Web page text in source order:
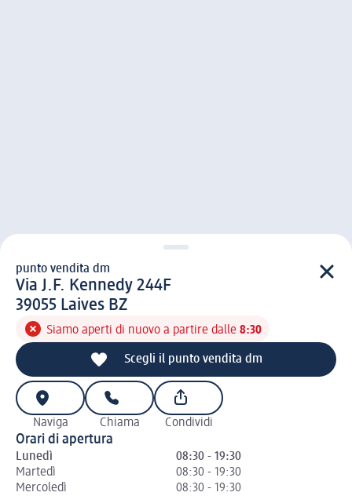
punto vendita d m
punto vendita dm
Via J.F. Kennedy 244F
3 9 0 5 5
39055 Laives BZ
Siamo aperti di nuovo a partire dalle 8:30
Scegli il punto vendita dm
Naviga Chiama Condividi
Orari di apertura
Lunedì
08:30 - 19:30
Martedì
08:30 - 19:30
Mercoledì
08:30 - 19:30